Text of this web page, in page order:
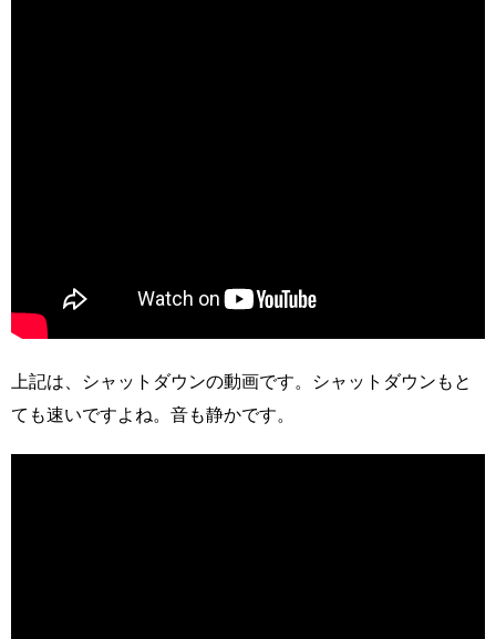
上記は、シャットダウンの動画です。シャットダウンもと
ても速いですよね。音も静かです。